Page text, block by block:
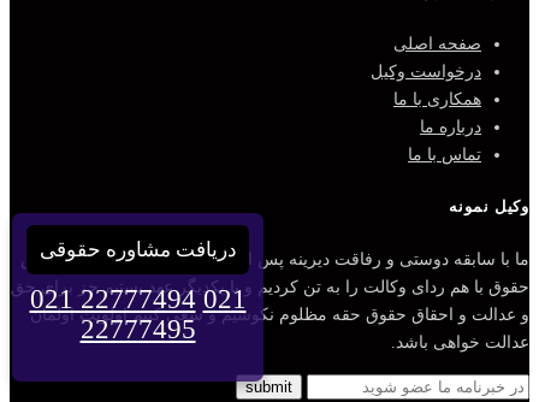
صفحه اصلی
درخواست وکیل
همکاری با ما
درباره ما
تماس با ما
وکیل نمونه
ما با سابقه دوستی و رفاقت دیرینه پس از قبولی مشترک در رشته مقدس
حقوق با هم ردای وکالت را به تن کردیم و با یکدیگر عهد بستیم جز برای حق
و عدالت و احقاق حقوق حقه مظلوم نکوشیم و سعی کنیم اولویت اولمان
عدالت خواهی باشد.
دریافت مشاوره حقوقی
021 22777494 021
22777495